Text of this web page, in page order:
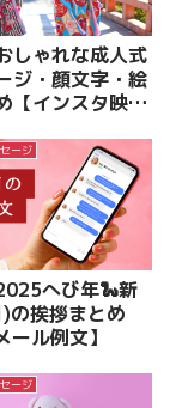
しゃれな成人式
ジ・顔文字・絵
【インスタ映
ージ
へび年🐍新
の挨拶まとめ
ール例文】
ージ